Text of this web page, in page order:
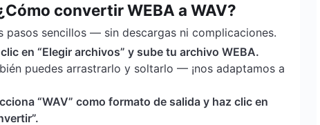
convertir WEBA a WAV?
pasos sencillos — sin descargas ni complicaciones.
en “Elegir archivos” y sube tu archivo WEBA.
puedes arrastrarlo y soltarlo — ¡nos adaptamos a
“WAV” como formato de salida y haz clic en